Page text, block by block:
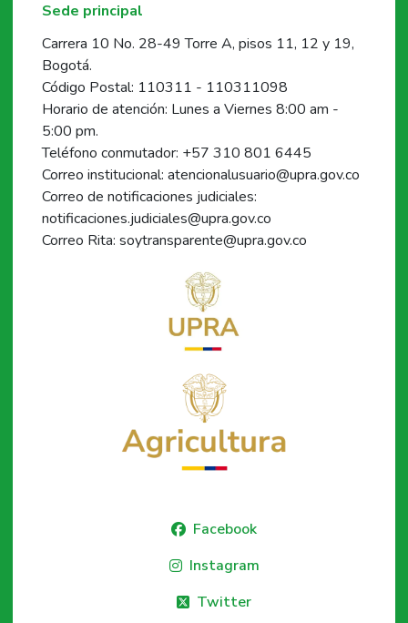
Sede principal
Carrera 10 No. 28-49 Torre A, pisos 11, 12 y 19,
Bogotá.
Código Postal: 110311 - 110311098
Horario de atención: Lunes a Viernes 8:00 am -
5:00 pm.
Teléfono conmutador: +57 310 801 6445
Correo institucional: atencionalusuario@upra.gov.co
Correo de notificaciones judiciales:
notificaciones.judiciales@upra.gov.co
Correo Rita: soytransparente@upra.gov.co
Facebook
Instagram
Twitter